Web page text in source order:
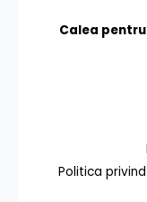
Calea
Politica